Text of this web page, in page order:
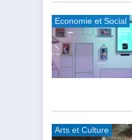
Economie et Social
Arts et Culture